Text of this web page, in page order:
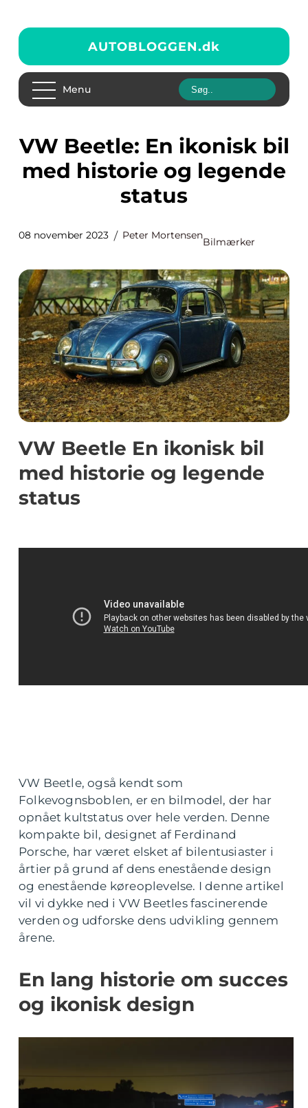
AUTOBLOGGEN.dk
Menu
VW Beetle: En ikonisk bil
med historie og legende
status
08 november 2023 Peter Mortensen
Bilmærker
VW Beetle En ikonisk bil
med historie og legende
status
VW Beetle, også kendt som
Folkevognsboblen, er en bilmodel, der har
opnået kultstatus over hele verden. Denne
kompakte bil, designet af Ferdinand
Porsche, har været elsket af bilentusiaster i
årtier på grund af dens enestående design
og enestående køreoplevelse. I denne artikel
vil vi dykke ned i VW Beetles fascinerende
verden og udforske dens udvikling gennem
årene.
En lang historie om succes
og ikonisk design